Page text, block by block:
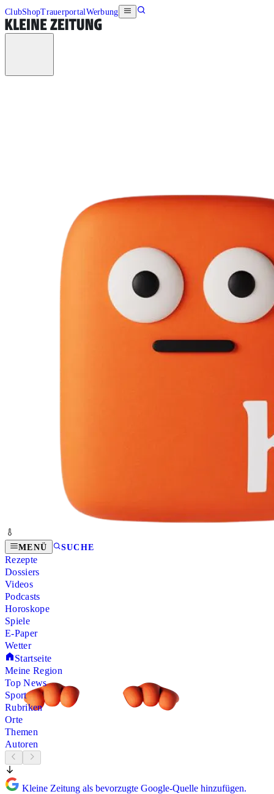
ClubShopTrauerportalWerbung
MENÜ SUCHE
Rezepte
Dossiers
Videos
Podcasts
Horoskope
Spiele
E-Paper
Wetter
Startseite
Meine Region
Top News
Sport
Rubriken
Orte
Themen
Autoren
Kleine Zeitung als bevorzugte Google-Quelle hinzufügen.